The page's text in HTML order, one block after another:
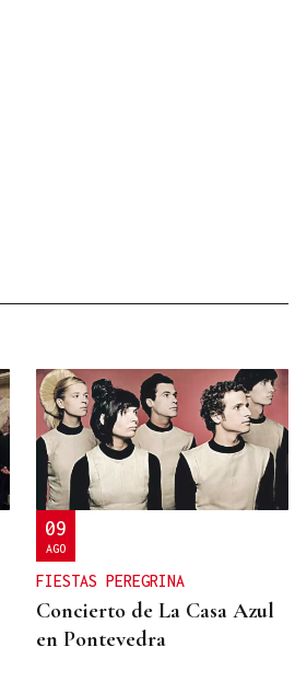
09
AGO
FIESTAS PEREGRINA
Concierto de La Casa Azul
en Pontevedra